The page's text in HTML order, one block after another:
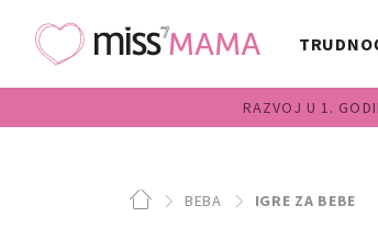
RAZVOJ U 1.
BEBA IGRE ZA BEBE